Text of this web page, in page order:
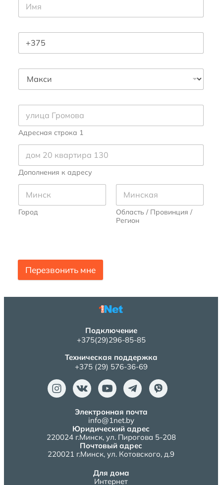
Адресная строка 1
Дополнения к адресу
Город
Область / Провинция /
Регион
Перезвонить мне
Подключение
+375(29)296-85-85
Техническая поддержка
+375 (29) 576-36-69
Электронная почта
info@1net.by
Юридический адрес
220024 г.Минск, ул. Пирогова 5-208
Почтовый адрес
220021 г.Минск, ул. Котовского, д.9
Для дома
Интернет